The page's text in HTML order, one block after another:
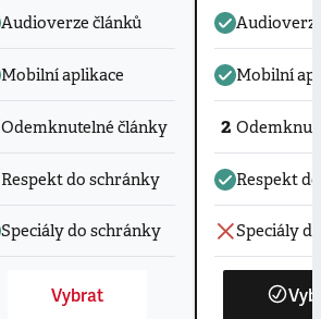
Audioverze článků
Mobilní aplikace
Odemknutelné články
Respekt do schránky
Speciály do schránky
Vybrat
Mobilní
2
Respekt
Speciály